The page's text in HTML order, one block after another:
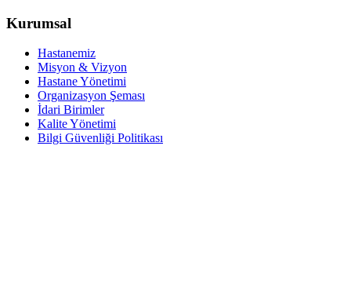
Kurumsal
Hastanemiz
Misyon & Vizyon
Hastane Yönetimi
Organizasyon Şeması
İdari Birimler
Kalite Yönetimi
Bilgi Güvenliği Politikası